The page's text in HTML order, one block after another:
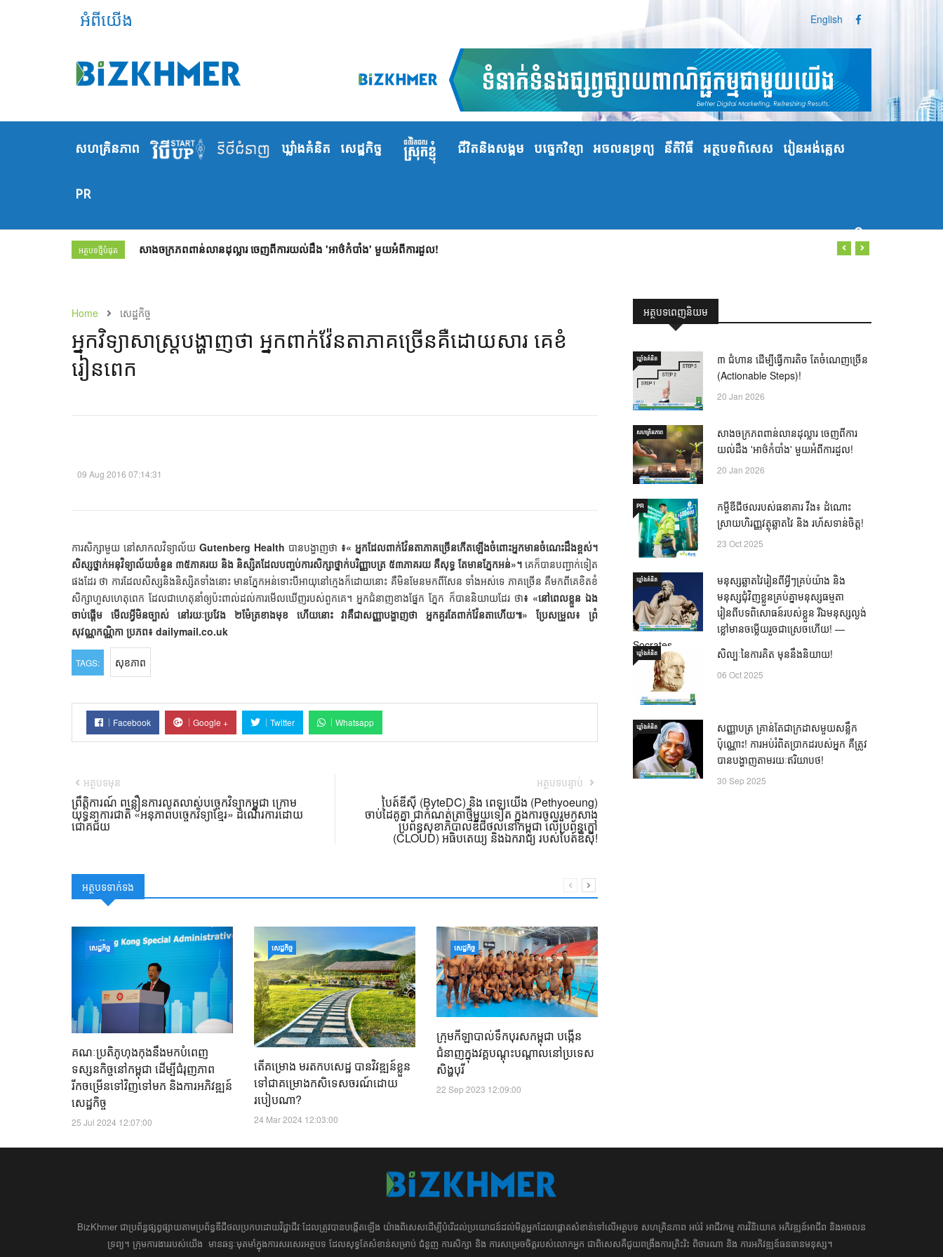
អំពីយើង English
សហគ្រិនភាព ឃ្លាំង​គំនិត សេដ្ឋកិច្ច ជីវិតនិងសង្គម បច្ចេកវិទ្យា អចលនទ្រព្យ នីតិវិធី អត្ថបទពិសេស រៀនអង់គ្លេស
PR
អត្ថបទថ្មីបំផុត សាងចក្រភពពាន់លានដុល្លារ ចេញពីការយល់ដឹង 'អាថ៌កំបាំង' មួយអំពីការដួល!
Home សេដ្ឋកិច្ច
អ្នក​វិទ្យាសាស្ត្រ​បង្ហាញ​ថា អ្នក​ពាក់​វ៉ែនតា​ភាគ​ច្រើន​គឺ​ដោយ​សារ​ គេ​ខំ​
រៀន​ពេក​
09 Aug 2016 07:14:31
ការសិក្សាមួយ នៅសាកលវិទ្យាល័យ Gutenberg Health បានបង្ហាញថា ៖« អ្នកដែលពាក់វ៉ែនតាភាគច្រើនកើតឡើងចំពោះអ្នកមានចំណេះដឹងខ្ពស់។
សិស្សថ្នាក់អនុវិទ្យាល័យចំនួន ៣៥ភាគរយ និង និស្សិតដែលបញ្ចប់ការសិក្សាថ្នាក់បរិញ្ញាបត្រ ៥៣ភាគរយ គឺសុទ្ធ តែមានភ្នែកអន់»។គេក៏បានបញ្ជាក់ទៀត
ផងដែរ ថា ការដែលសិស្សនិងនិស្សិតទាំងនោះ មានភ្នែកអន់ទោះបីអាយុនៅក្មេងក៏ដោយនោះ គឺមិនមែនមកពីសែន ទាំងអស់ទេ ភាគច្រើន គឺមកពីគេខិតខំ
សិក្សាហួសហេតុពេក ដែលជាហេតុនាំឲ្យប៉ះពាល់ដល់ការមើលឃើញរបស់ពួកគេ។ អ្នកជំនាញខាងផ្នែក ភ្នែក ក៏បាននិយាយដែរ ថា៖ «នៅពេលខ្លួន ឯង
ចាប់ផ្ដើម មើលអ្វីមិនច្បាស់ នៅរយៈប្រវែង ២ម៉ែត្រខាងមុខ ហើយនោះ វាគឺជាសញ្ញាបង្ហាញថា អ្នកគួរតែពាក់វ៉ែនតាហើយ៕»
ប្រែសម្រួល៖ ព្រំ
សុវណ្ណកណ្ណិកា ប្រភព៖ dailymail.co.uk
TAGS: សុខភាព
Facebook Google + Twitter Whatsapp
អត្ថបទមុន
ព្រឹត្តិការណ៍ ពន្លឿនការលូតលាស់បច្ចេកវិទ្យាកម្ពុជា ក្រោម
យុទ្ធនាការជាតិ «អនុភាពបច្ចេកវិទ្យាខ្មែរ» ដំណើរការដោយ
ជោគជ័យ
អត្ថបទបន្ទាប់
បៃត៍ឌីស៊ី (ByteDC) និង ពេទ្យយើង (Pethyoeung)
ចាប់ដៃគូគ្នា ជាកំណត់ត្រាថ្មីមួយទៀត ក្នុងការចូលរួមកសាង
ប្រព័ន្ធសុខាភិបាលឌីជីថល​នៅកម្ពុជា លើប្រព័ន្ធក្លៅ
(CLOUD) អធិបតេយ្យ និងឯករាជ្យ របស់បៃត៍ឌីស៊ី!
អត្ថបទទាក់ទង
សេដ្ឋកិច្ច
គណៈប្រតិភូហុងកុងនឹងមកបំពេញ
ទស្សនកិច្ចនៅកម្ពុជា ដើម្បីជំរុញភាព
រីកចម្រើនទៅវិញទៅមក និងការអភិវឌ្ឍន៍
សេដ្ឋកិច្ច
25 Jul 2024 12:07:00
សេដ្ឋកិច្ច
តើគម្រោង មរតកបសេដ្ឋ​ បានវិវឌ្ឍន៍ខ្លួន
ទៅជាគម្រោងកសិទេសចរណ៍ដោយ
របៀប​ណា?
24 Mar 2024 12:03:00
សេដ្ឋកិច្ច
ក្រុមកីឡាបាល់ទឹកបុរសកម្ពុជា បង្កើន
ជំនាញក្នុងវគ្គបណ្តុះបណ្តាលនៅប្រទេស
សិង្ហបុរី
22 Sep 2023 12:09:00
អត្ថបទពេញនិយម
ឃ្លាំង​គំនិត
៣ ជំហាន ដើម្បីធ្វើការតិច តែចំណេញច្រើន
(Actionable Steps)!
20 Jan 2026
សហគ្រិនភាព
សាងចក្រភពពាន់លានដុល្លារ ចេញពីការ
យល់ដឹង 'អាថ៌កំបាំង' មួយអំពីការដួល!
20 Jan 2026
PR
កម្ចីឌីជីថលរបស់ធនាគារ វីង៖ ដំណោះ
ស្រាយហិរញ្ញវត្ថុឆ្លាតវៃ និង រហ័សទាន់ចិត្ត!
23 Oct 2025
ឃ្លាំង​គំនិត
មនុស្សឆ្លាតវៃរៀនពីអ្វីៗគ្រប់យ៉ាង និង
មនុស្សជុំវិញខ្លួនគ្រប់គ្នាមនុស្សធម្មតា
រៀនពីបទពិសោធន៍របស់ខ្លួន រីឯមនុស្សល្ងង់
ខ្លៅមានចម្លើយរួចជាស្រេចហើយ! —
Socrates
21 Oct 2025
ឃ្លាំង​គំនិត សិល្បៈនៃការគិត មុននឹងនិយាយ!
06 Oct 2025
ឃ្លាំង​គំនិត
សញ្ញាបត្រ គ្រាន់តែជាក្រដាសមួយសន្លឹក
ប៉ុណ្ណោះ! ការអប់រំពិតប្រាកដរបស់អ្នក គឺត្រូវ
បានបង្ហាញតាមរយៈឥរិយាបថ!
30 Sep 2025
BizKhmer ​ជា​​ប្រព័ន្ធ​ផ្សព្វផ្សាយ​តាម​ប្រព័ន្ធ​ឌីជីថល​​​ប្រកប​ដោយ​វិជ្ជាជីវៈ​ដែល​​​ត្រូវ​បាន​បង្កើតឡើង យ៉ាង​ពិសេស​​ដើម្បី​បំរើ​ដល់​ប្រយោជន៍​​​ដល់​មិត្ត​អ្នក​ដែល​ផ្ដោត​សំខាន់​ទៅ​លើ​អត្ថបទ​ សហគ្រិន​ភាព អប់រំ ​​អាជីវកម្ម​ ​ការ​វិនិយោគ​ ​អភិវឌ្ឍន៍​អាជីព​ និង​អចលន
ទ្រព្យ។ ​ក្រុម​​ការងារ​របស់​យើង​ ​​ មាន​ឆន្ទៈ​​មុតមាំ​​​ក្នុង​​ការ​សរសេរ​​អត្ថបទ​​ ដែល​សុទ្ធតែ​សំខាន់​សម្រាប់​ ជំនួញ​ ការសិក្សា​ ​និង ការ​សម្រេច​ចិត្ត​របស់​​លោក​អ្នក​ ជាពិសេស​​គឺ​​ជួយ​ពង្រឹង​ការ​ត្រិះរិះ ពិចារណា​ ​និង ​ការអភិវឌ្ឍន៍​ធនធាន​មនុស្ស។ ​​​​